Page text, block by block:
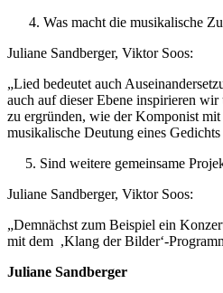
Was macht die musikalische
Juliane Sandberger, Viktor Soos:
„Lied bedeutet auch
auch auf dieser Ebene inspirieren wir
zu ergründen, wie der Komponist
musikalische Deutung eines
5. Sind weitere gemeinsame
Juliane Sandberger, Viktor Soos:
„Demnächst zum Beispiel ein
mit dem ,Klang der Bilder‘-
Juliane Sandberger